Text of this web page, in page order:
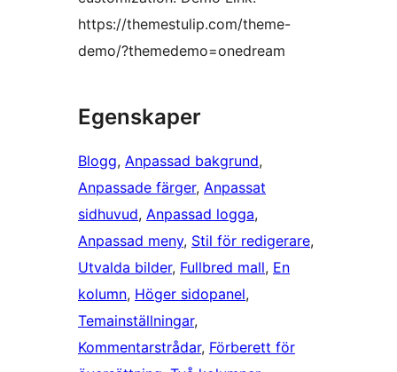
https://themestulip.com/theme-
demo/?themedemo=onedream
Egenskaper
Blogg, Anpassad bakgrund
Anpassade färger, Anpassat
sidhuvud, Anpassad logga
Anpassad meny, Stil för redigerare
Utvalda bilder, Fullbred mall, En
kolumn, Höger sidopanel
Temainställningar
Kommentarstrådar, Förberett för